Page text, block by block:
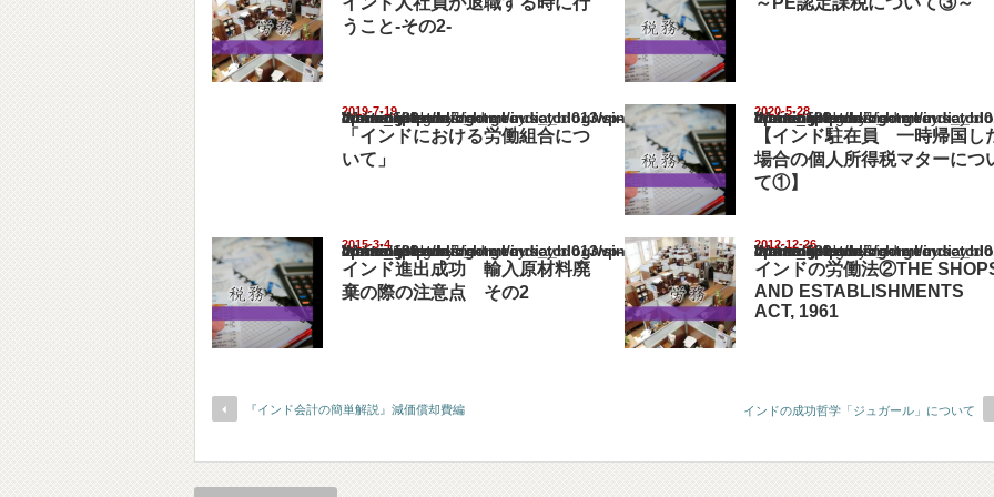
うこと-その2-
2019-7-19
Warning
: Undefined array key "show_category" in
/home/netst/kuno-cpa.co.jp/public_html/india_blog/wp-content/themes/gorgeous_tcd013/single.php
on line183
「インドにおける労働組合につ
いて」
2020-5-28
Warning
: Undefined array key "show_category" in
/home/netst/kuno-cpa.co.jp/public_html/india_blog/wp-content/
on line183
【インド駐在員 一時帰国し
場合の個人所得税マターにつ
て①】
2015-3-4
Warning
: Undefined array key "show_category" in
/home/netst/kuno-cpa.co.jp/public_html/india_blog/wp-content/themes/gorgeous_tcd013/single.php
on line183
インド進出成功 輸入原材料廃
棄の際の注意点 その2
2012-12-26
Warning
: Undefined array key "show_category" in
/home/netst/kuno-cpa.co.jp/public_html/india_blog/wp-content/
on line183
インドの労働法②THE
AND ESTABLISHMENTS
ACT, 1961
『インド会計の簡単解説』減価償却費編 インドの成功哲学「ジュガール」について